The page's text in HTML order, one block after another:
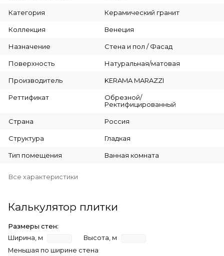
Категория Керамический гранит
Коллекция Венеция
Назначение Стена и пол / Фасад
Поверхность Натуральная/матовая
Производитель KERAMA MARAZZI
Реттификат
Обрезной/
Ректифицированный
Страна Россия
Структура Гладкая
Тип помещения Ванная комната
Все характеристики
Калькулятор плитки
Размеры стен:
Ширина, м
Высота, м
Меньшая по ширине стена